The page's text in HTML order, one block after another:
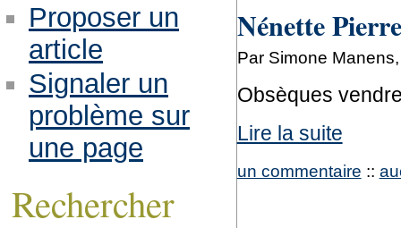
Nénette
Par Simone
Obsèques
Lire la suite
un commentaire ::
Proposer un
article
Signaler un
problème sur
une page
Rechercher